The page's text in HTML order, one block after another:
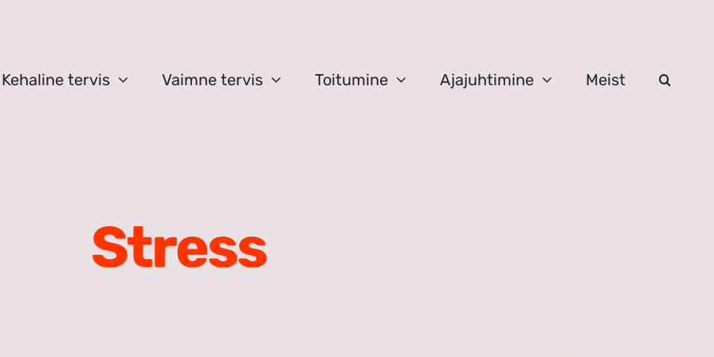
Kehaline tervis Vaimne tervis Toitumine Ajajuhtimine Meist
Stress